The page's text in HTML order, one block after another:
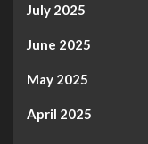
July 2025
June 2025
May 2025
April 2025